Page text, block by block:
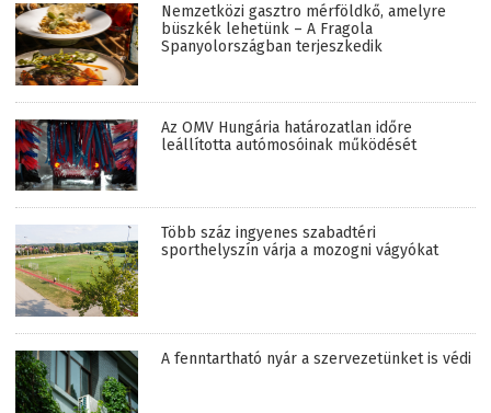
Nemzetközi gasztro mérföldkő, amelyre
büszkék lehetünk – A Fragola
Spanyolországban terjeszkedik
Az OMV Hungária határozatlan időre
leállította autómosóinak működését
Több száz ingyenes szabadtéri
sporthelyszín várja a mozogni vágyókat
A fenntartható nyár a szervezetünket is védi